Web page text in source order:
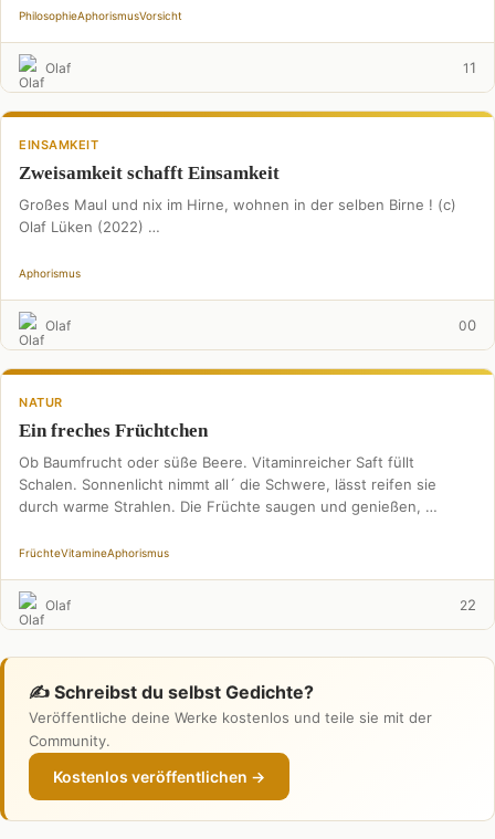
PhilosophieAphorismusVorsicht
Olaf 11
EINSAMKEIT
Zweisamkeit schafft Einsamkeit
Großes Maul und nix im Hirne, wohnen in der selben Birne ! (c)
Olaf Lüken (2022) …
Aphorismus
Olaf 00
NATUR
Ein freches Früchtchen
Ob Baumfrucht oder süße Beere. Vitaminreicher Saft füllt
Schalen. Sonnenlicht nimmt all´ die Schwere, lässt reifen sie
durch warme Strahlen. Die Früchte saugen und genießen, …
FrüchteVitamineAphorismus
Olaf 22
✍️ Schreibst du selbst Gedichte?
Veröffentliche deine Werke kostenlos und teile sie mit der
Community.
Kostenlos veröffentlichen →